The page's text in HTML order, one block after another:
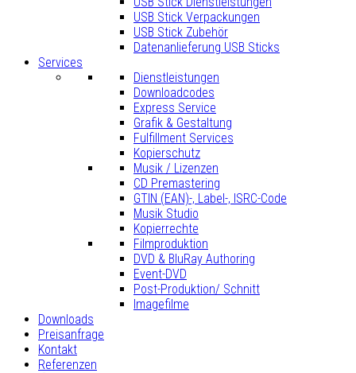
USB Stick Verpackungen
USB Stick Zubehör
Datenanlieferung USB Sticks
Services
Dienstleistungen
Downloadcodes
Express Service
Grafik & Gestaltung
Fulfillment Services
Kopierschutz
Musik / Lizenzen
CD Premastering
GTIN (EAN)-, Label-, ISRC-Code
Musik Studio
Kopierrechte
Filmproduktion
DVD & BluRay Authoring
Event-DVD
Post-Produktion/ Schnitt
Imagefilme
Downloads
Preisanfrage
Kontakt
Referenzen